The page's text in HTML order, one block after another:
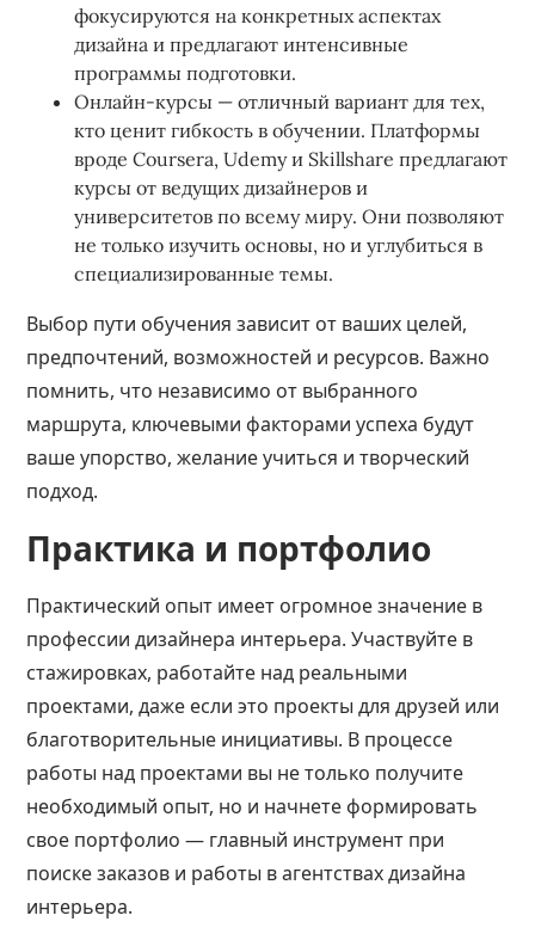
фокусируются на конкретных аспектах
дизайна и предлагают интенсивные
программы подготовки.
Онлайн-курсы — отличный вариант для тех,
кто ценит гибкость в обучении. Платформы
вроде Coursera, Udemy и Skillshare предлагают
курсы от ведущих дизайнеров и
университетов по всему миру. Они позволяют
не только изучить основы, но и углубиться в
специализированные темы.
Выбор пути обучения зависит от ваших целей,
предпочтений, возможностей и ресурсов. Важно
помнить, что независимо от выбранного
маршрута, ключевыми факторами успеха будут
ваше упорство, желание учиться и творческий
подход.
Практика и портфолио
Практический опыт имеет огромное значение в
профессии дизайнера интерьера. Участвуйте в
стажировках, работайте над реальными
проектами, даже если это проекты для друзей или
благотворительные инициативы. В процессе
работы над проектами вы не только получите
необходимый опыт, но и начнете формировать
свое портфолио — главный инструмент при
поиске заказов и работы в агентствах дизайна
интерьера.